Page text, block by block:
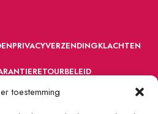
toestemming
PRIVACYVERZENDINGKLACHTEN
RETOURBELEID